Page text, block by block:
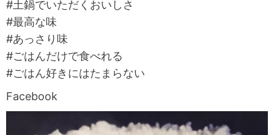
#土鍋でいただくおいしさ
#最高な味
#あっさり味
#ごはんだけで食べれる
#ごはん好きにはたまらない
Facebook